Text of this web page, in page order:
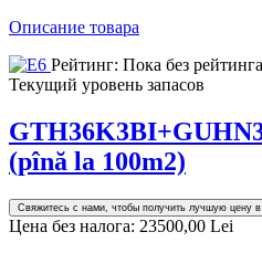
Описание товара
Рейтинг: Пока без рейтинга
Текущий уровень запасов
(pînă la 100m2)
Свяжитесь с нами, чтобы получить лучшую цену в
Цена без налога: 23500,00 Lei